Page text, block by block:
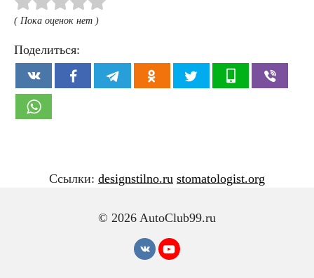
( Пока оценок нет )
Поделиться:
© 2026 AutoClub99.ru
Ссылки: designstilno.ru stomatologist.org